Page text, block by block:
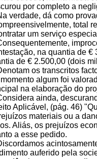
por completo a
verdade, dá como
total
um serviço
na quantia de €
de € 2.500,00 (dois
os transcritos
algum foi
na elaboração do
ainda,
Aplicável, (pág. 46)
materiais ou a
Aliás, os prejuízos
a esse pedido.
auferido pela